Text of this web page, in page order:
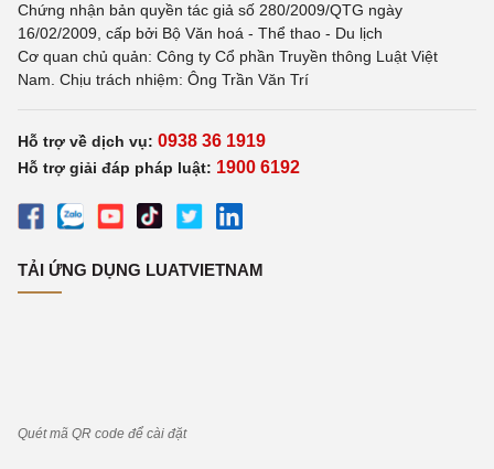
Chứng nhận bản quyền tác giả số 280/2009/QTG ngày
16/02/2009, cấp bởi Bộ Văn hoá - Thể thao - Du lịch
Cơ quan chủ quản: Công ty Cổ phần Truyền thông Luật Việt
Nam. Chịu trách nhiệm: Ông Trần Văn Trí
Hỗ trợ về dịch vụ: 0938 36 1919
Hỗ trợ giải đáp pháp luật: 1900 6192
TẢI ỨNG DỤNG LUATVIETNAM
Quét mã QR code để cài đặt